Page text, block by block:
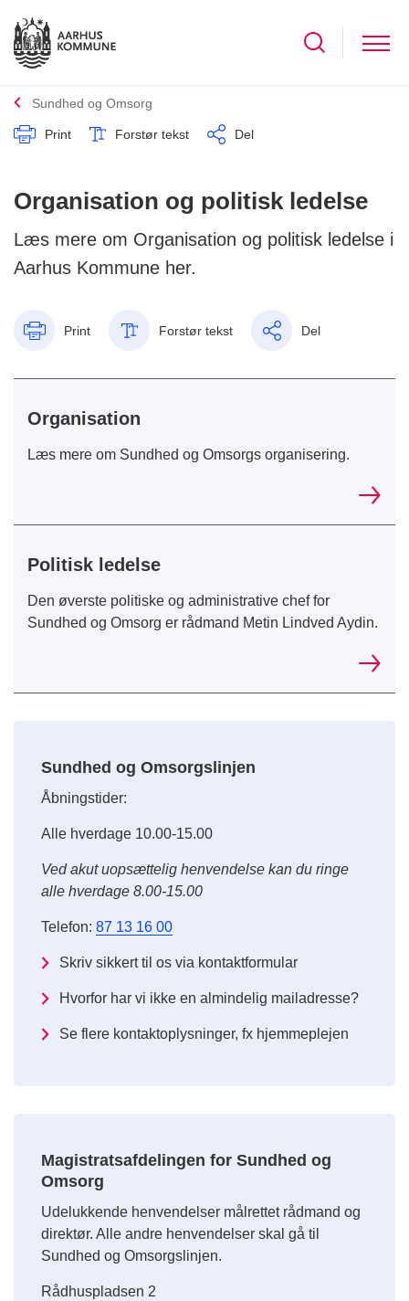
Sundhed og Omsorg
Print Forstør tekst Del
Organisation og politisk ledelse
Læs mere om Organisation og politisk ledelse i
Aarhus Kommune her.
Print Forstør tekst Del
Organisation
Læs mere om Sundhed og Omsorgs organisering.
Politisk ledelse
Den øverste politiske og administrative chef for
Sundhed og Omsorg er rådmand Metin Lindved Aydin.
Sundhed og Omsorgslinjen
Åbningstider:
Alle hverdage 10.00-15.00
Ved akut uopsættelig henvendelse kan du ringe
alle hverdage 8.00-15.00
Telefon: 87 13 16 00
Skriv sikkert til os via kontaktformular
Hvorfor har vi ikke en almindelig mailadresse?
Se flere kontaktoplysninger, fx hjemmeplejen
Magistratsafdelingen for Sundhed og
Omsorg
Udelukkende henvendelser målrettet rådmand og
direktør. Alle andre henvendelser skal gå til
Sundhed og Omsorgslinjen.
Rådhuspladsen 2